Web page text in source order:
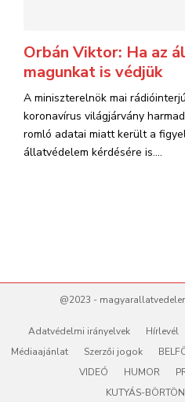
Orbán Viktor: Ha az
magunkat is védjük
A miniszterelnök mai
koronavírus világjárvány
romló adatai miatt került a
állatvédelem kérdésére is....
@2023 -
Adatvédelmi irányelvek Hírlevél
Médiaajánlat
Szerzői jogok
VIDEÓ
HUMOR
KUTYÁS-